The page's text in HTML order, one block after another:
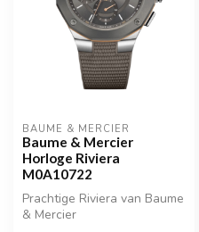
BAUME & MERCIER
Baume & Mercier
Horloge Riviera
M0A10722
Prachtige Riviera van Baume
& Mercier